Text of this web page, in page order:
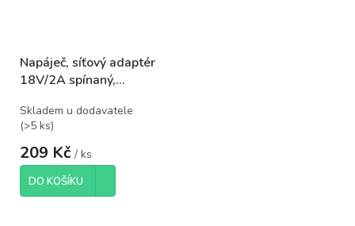
Napáječ, síťový adaptér
18V/2A spínaný,
Skladem u dodavatele
(>5 ks)
209 Kč / ks
DO KOŠÍKU